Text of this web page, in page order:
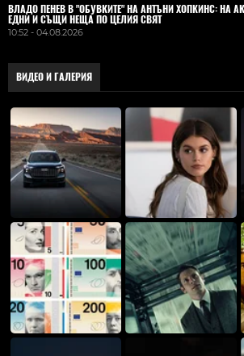
ВЛАДO ПЕНЕВ В "ОБУВКИТЕ" НА АНТЪНИ ХОПКИНС: НА
ЕДНИ И СЪЩИ НЕЩА ПО ЦЕЛИЯ СВЯТ
10:52 - 04.08.2026
ВИДЕО И ГАЛЕРИЯ